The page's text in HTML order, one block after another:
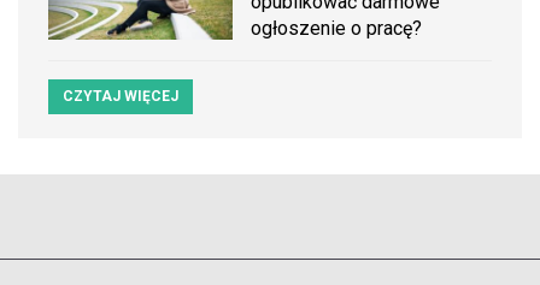
ogłoszenie o pracę?
CZYTAJ WIĘCEJ